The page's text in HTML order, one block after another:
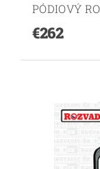
PÓDIOVÝ
€262